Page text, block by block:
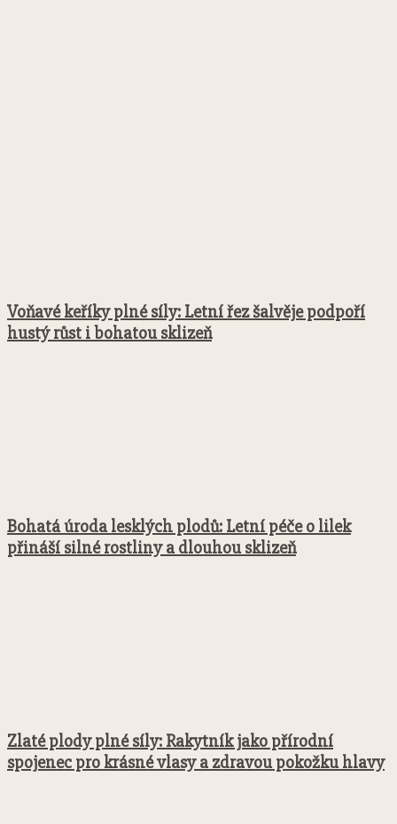
Voňavé keříky plné síly: Letní řez šalvěje podpoří
hustý růst i bohatou sklizeň
Bohatá úroda lesklých plodů: Letní péče o lilek
přináší silné rostliny a dlouhou sklizeň
Zlaté plody plné síly: Rakytník jako přírodní
spojenec pro krásné vlasy a zdravou pokožku hlavy